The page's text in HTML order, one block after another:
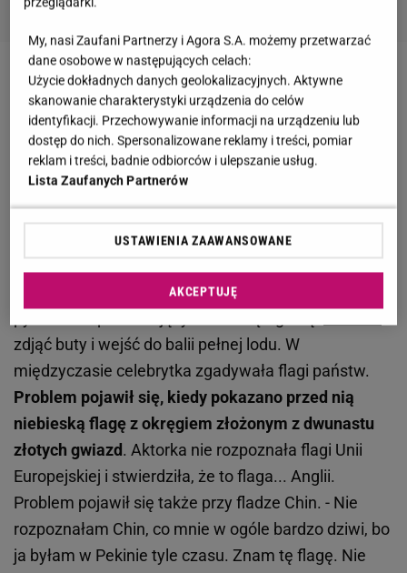
Zobacz wideoOpozda już się urządziła. Pokazała
nawet sypialnię. Na bogato
"Nasi w mundurach". Joanna Opozda poległa na
zadaniu. Pomyliła flagi
W najnowszym odcinku programu "Nasi w
ciężkie fizyczne zadanie, które połączono z
zdjąć buty i wejść do balii pełnej lodu. W
międzyczasie celebrytka zgadywała flagi państw.
Problem pojawił się, kiedy pokazano przed nią
niebieską flagę z okręgiem złożonym z dwunastu
złotych gwiazd. Aktorka nie rozpoznała flagi Unii
Europejskiej i stwierdziła, że to flaga... Anglii.
Problem pojawił się także przy fladze Chin. - Nie
rozpoznałam Chin, co mnie w ogóle bardzo dziwi, bo
ja byłam w Pekinie tyle czasu. Znam tę flagę. Nie
My, nasi Zaufani Partnerzy i Agora S.A. możemy przetwarzać
dane osobowe w następujących celach:
Użycie dokładnych danych geolokalizacyjnych. Aktywne
skanowanie charakterystyki urządzenia do celów
identyfikacji. Przechowywanie informacji na urządzeniu lub
dostęp do nich. Spersonalizowane reklamy i treści, pomiar
reklam i treści, badnie odbiorców i ulepszanie usług.
Lista Zaufanych Partnerów
USTAWIENIA ZAAWANSOWANE
AKCEPTUJĘ